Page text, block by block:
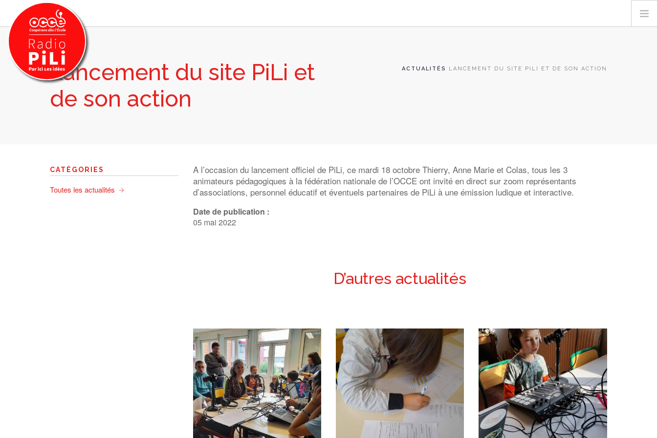
PRÉSENTATION
GRILLE DES PROGRAMMES
EMISSIONS / PODCASTS
RECHERCHER
Lancement du site PiLi et
de son action
ACTUALITÉS LANCEMENT DU SITE PILI ET DE SON ACTION
A l’occasion du lancement officiel de PiLi, ce mardi 18 octobre Thierry, Anne Marie et Colas, tous les 3
animateurs pédagogiques à la fédération nationale de l’OCCE ont invité en direct sur zoom représentants
d’associations, personnel éducatif et éventuels partenaires de PiLi à une émission ludique et interactive.
Date de publication :
05 mai 2022
D’autres actualités
CATÉGORIES
Toutes les actualités